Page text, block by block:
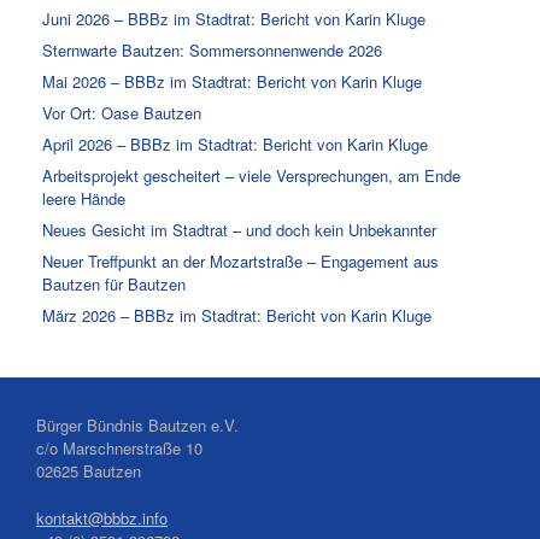
Juni 2026 – BBBz im Stadtrat: Bericht von Karin Kluge
Sternwarte Bautzen: Sommersonnenwende 2026
Mai 2026 – BBBz im Stadtrat: Bericht von Karin Kluge
Vor Ort: Oase Bautzen
April 2026 – BBBz im Stadtrat: Bericht von Karin Kluge
Arbeitsprojekt gescheitert – viele Versprechungen, am Ende
leere Hände
Neues Gesicht im Stadtrat – und doch kein Unbekannter
Neuer Treffpunkt an der Mozartstraße – Engagement aus
Bautzen für Bautzen
März 2026 – BBBz im Stadtrat: Bericht von Karin Kluge
Bürger Bündnis Bautzen e.V.
c/o Marschnerstraße 10
02625 Bautzen
kontakt@bbbz.info